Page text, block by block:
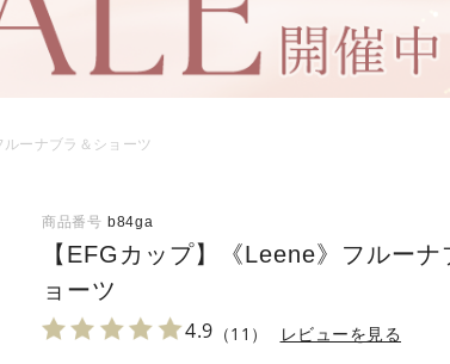
ーナブラ＆ショーツ
商品番号 b84ga
【EFGカップ】《Leene》フルーナ
ョーツ
4.9 （11） レビューを見る